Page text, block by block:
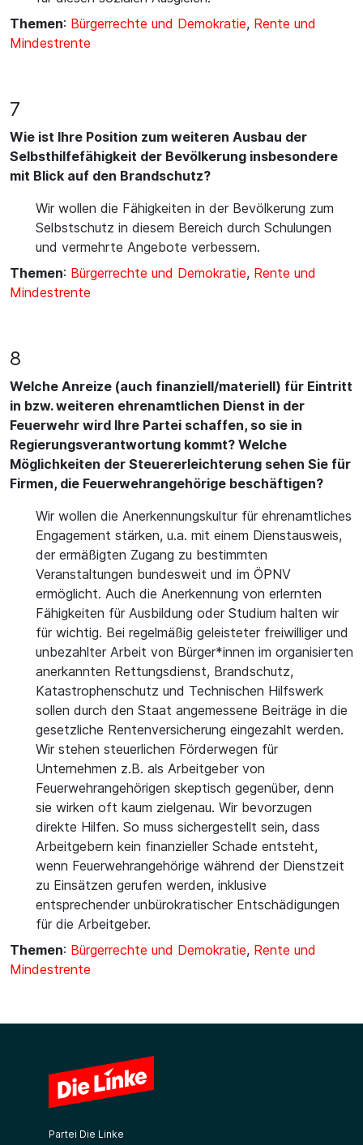
Themen: Bürgerrechte und Demokratie, Rente und
Mindestrente
7
Wie ist Ihre Position zum weiteren Ausbau der
Selbsthilfefähigkeit der Bevölkerung insbesondere
mit Blick auf den Brandschutz?
Wir wollen die Fähigkeiten in der Bevölkerung zum
Selbstschutz in diesem Bereich durch Schulungen
und vermehrte Angebote verbessern.
Themen: Bürgerrechte und Demokratie, Rente und
Mindestrente
8
Welche Anreize (auch finanziell/materiell) für Eintritt
in bzw. weiteren ehrenamtlichen Dienst in der
Feuerwehr wird Ihre Partei schaffen, so sie in
Regierungsverantwortung kommt? Welche
Möglichkeiten der Steuererleichterung sehen Sie für
Firmen, die Feuerwehrangehörige beschäftigen?
Wir wollen die Anerkennungskultur für ehrenamtliches
Engagement stärken, u.a. mit einem Dienstausweis,
der ermäßigten Zugang zu bestimmten
Veranstaltungen bundesweit und im ÖPNV
ermöglicht. Auch die Anerkennung von erlernten
Fähigkeiten für Ausbildung oder Studium halten wir
für wichtig. Bei regelmäßig geleisteter freiwilliger und
unbezahlter Arbeit von Bürger*innen im organisierten
anerkannten Rettungsdienst, Brandschutz,
Katastrophenschutz und Technischen Hilfswerk
sollen durch den Staat angemessene Beiträge in die
gesetzliche Rentenversicherung eingezahlt werden.
Wir stehen steuerlichen Förderwegen für
Unternehmen z.B. als Arbeitgeber von
Feuerwehrangehörigen skeptisch gegenüber, denn
sie wirken oft kaum zielgenau. Wir bevorzugen
direkte Hilfen. So muss sichergestellt sein, dass
Arbeitgebern kein finanzieller Schade entsteht,
wenn Feuerwehrangehörige während der Dienstzeit
zu Einsätzen gerufen werden, inklusive
entsprechender unbürokratischer Entschädigungen
für die Arbeitgeber.
Themen: Bürgerrechte und Demokratie, Rente und
Mindestrente
Partei Die Linke